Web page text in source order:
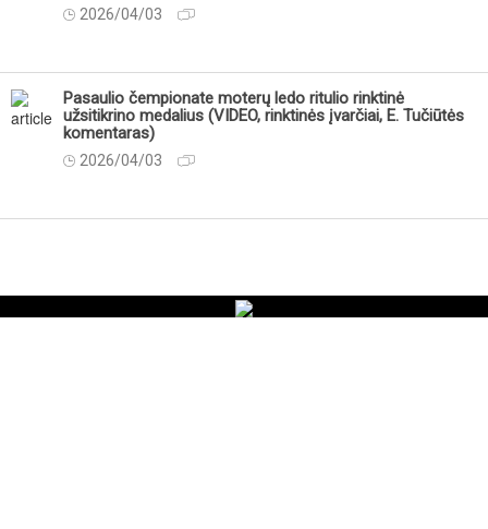
2026/04/03
Pasaulio čempionate moterų ledo ritulio rinktinė
užsitikrino medalius (VIDEO, rinktinės įvarčiai, E. Tučiūtės
komentaras)
2026/04/03